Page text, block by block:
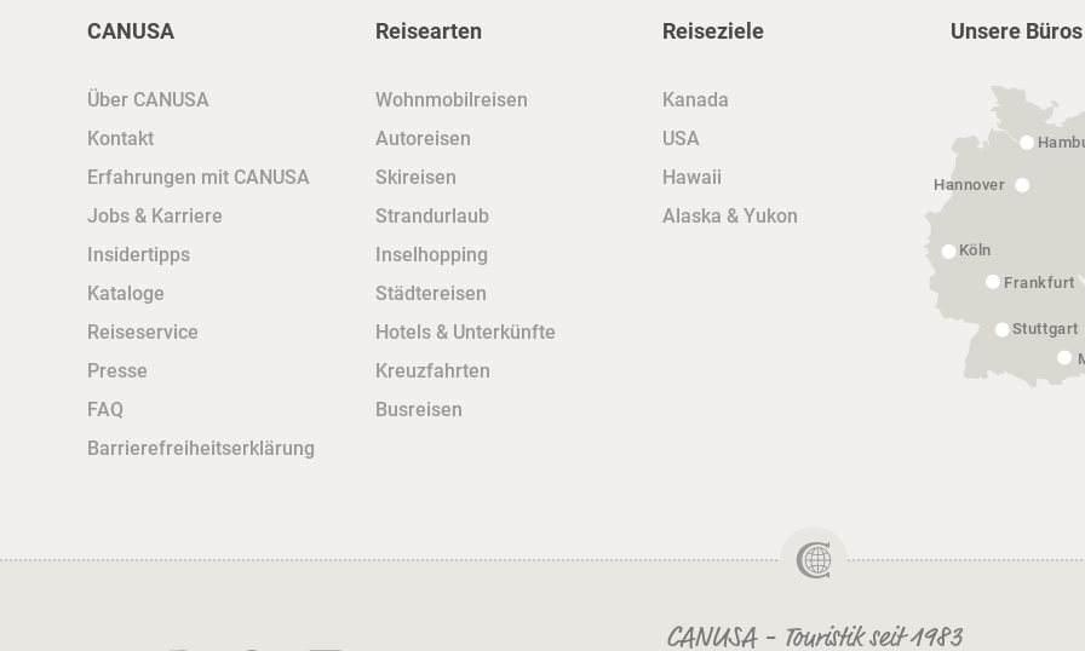
CANUSA
Über CANUSA
Kontakt
Erfahrungen mit CANUSA
Jobs & Karriere
Insidertipps
Kataloge
Reiseservice
Presse
FAQ
Barrierefreiheitserklärung
Reisearten
Wohnmobilreisen
Autoreisen
Skireisen
Strandurlaub
Inselhopping
Städtereisen
Hotels & Unterkünfte
Kreuzfahrten
Busreisen
Reiseziele
Kanada
USA
Hawaii
Alaska & Yukon
Unsere Büros
Hannover
Köln
Frankfurt
Stuttgart
CANUSA - Touristik seit 1983